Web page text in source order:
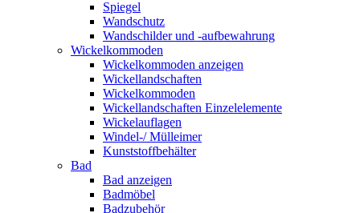
Spiegel
Wandschutz
Wandschilder und -aufbewahrung
Wickelkommoden
Wickelkommoden anzeigen
Wickellandschaften
Wickelkommoden
Wickellandschaften Einzelelemente
Wickelauflagen
Windel-/ Mülleimer
Kunststoffbehälter
Bad
Bad anzeigen
Badmöbel
Badzubehör